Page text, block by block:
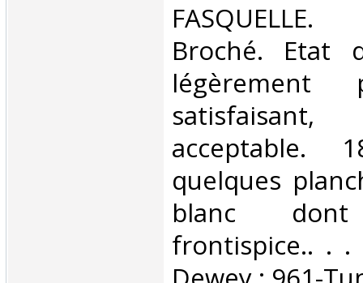
Broché. Etat
légèrement
acceptable.
quelques
blanc
frontispice.. . .